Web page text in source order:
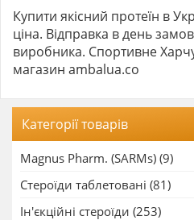
Купити якісний протеїн в
ціна. Відправка в день
виробника. Спортивне
магазин ambalua.co
Категорії товарів
Magnus Pharm. (SARMs) (9)
Стероїди таблетовані (81)
Ін'єкційні стероїди (253)